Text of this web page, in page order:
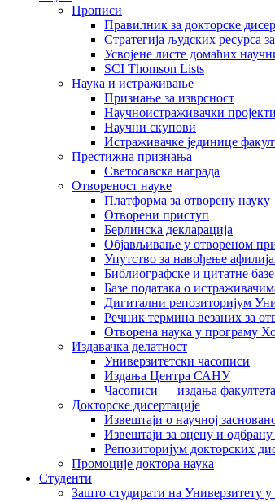
Прописи
Правилник за докторске
Стратегија људских ресурса
Усвојене листе домаћих
SCI Thomson Lists
Наука и истраживање
Признање за изврсност
Научноистраживачки пројекти
Научни скупови
Истраживачке јединице
Престижна признања
Светосавска награда
Отвореност науке
Платформа за отворену науку
Отворени приступ
Берлинска декларација
Објављивање у отвореном
Упутство за навођење
Библиографске и цитатне базе
Базе података о
Дигитални репозиторијум
Рeчник термина везаних за
Отворена наука у програму
Издавачка делатност
Универзитетски часописи
Издања Центра САНУ
Часописи — издања факултета
Докторске дисертације
Извештаји о научној
Извештаји за оцену и
Репозиторијум докторских
Промоције доктора наука
Студенти
Зашто студирати на Универзитету у